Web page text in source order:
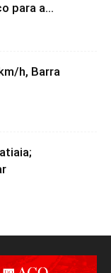
para a...
h, Barra